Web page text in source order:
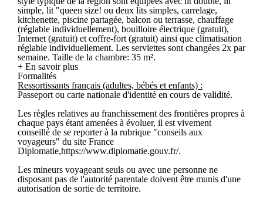
simple, lit "queen size! ou deux lits simples, carrelage,
kitchenette, piscine partagée, balcon ou terrasse, chauffage
(réglable individuellement), bouilloire électrique (gratuit),
Internet (gratuit) et coffre-fort (gratuit) ainsi que climatisation
réglable individuellement. Les serviettes sont changées 2x par
semaine. Taille de la chambre: 35 m².
+ En savoir plus
Formalités
Ressortissants français (adultes, bébés et enfants) :
Passeport ou carte nationale d'identité en cours de validité.
Les règles relatives au franchissement des frontières propres à
chaque pays étant amenées à évoluer, il est vivement
conseillé de se reporter à la rubrique "conseils aux
voyageurs" du site France
Diplomatie,https://www.diplomatie.gouv.fr/.
Les mineurs voyageant seuls ou avec une personne ne
disposant pas de l'autorité parentale doivent être munis d'une
autorisation de sortie de territoire.